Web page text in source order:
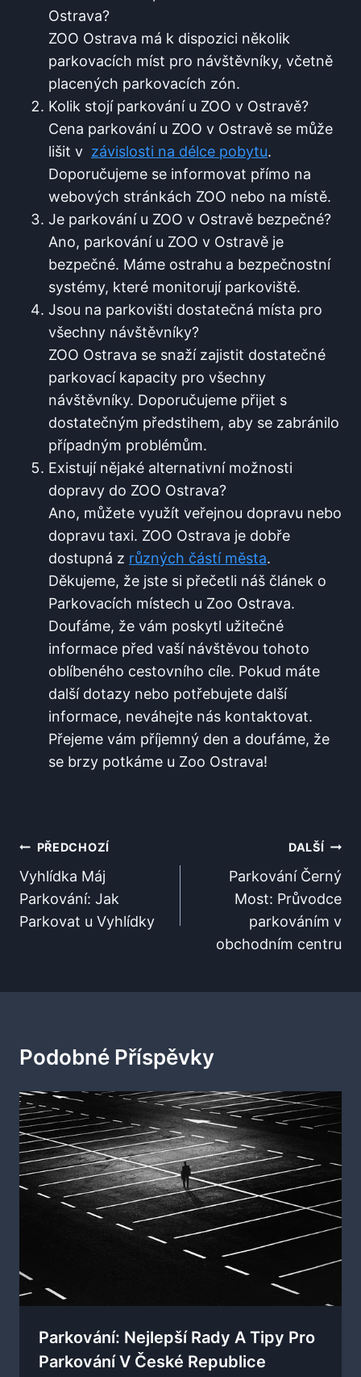
Ostrava?
ZOO Ostrava má k dispozici několik
parkovacích míst pro návštěvníky, včetně
placených parkovacích⁤ zón.
Kolik stojí parkování u ZOO ⁤v Ostravě?
Cena parkování u ZOO ⁤v Ostravě​ se ⁤může
lišit⁤ v ⁣ závislosti na délce pobytu.
Doporučujeme​ se‍ informovat ⁣přímo ‍na
webových stránkách ZOO nebo ⁤na místě.
Je parkování u ZOO v Ostravě bezpečné?
Ano, parkování u ZOO⁤ v⁢ Ostravě⁢ je
bezpečné. Máme ‌ostrahu ⁤a bezpečnostní
⁤systémy, které monitorují ‌parkoviště.
Jsou na parkovišti⁢ dostatečná místa pro
všechny návštěvníky?
ZOO Ostrava se snaží ⁤zajistit dostatečné
parkovací‌ kapacity‌ pro všechny​
návštěvníky. Doporučujeme přijet s‌
dostatečným předstihem,⁣ aby se ⁤zabránilo
případným ‌problémům.
Existují nějaké⁢ alternativní⁤ možnosti⁤
dopravy do ZOO ⁣Ostrava?
Ano, můžete využít veřejnou dopravu ​nebo
⁢dopravu‌ taxi. ZOO Ostrava je dobře
dostupná z různých částí města.
Děkujeme, že jste si přečetli náš⁢ článek o
Parkovacích místech⁣ u Zoo Ostrava.
Doufáme, ‌že vám poskytl užitečné
⁣informace před ⁢vaší ‌návštěvou tohoto
⁤oblíbeného⁢ cestovního ‍cíle. Pokud​ máte
další dotazy nebo potřebujete ⁣další
⁤informace, neváhejte nás kontaktovat.⁣
Přejeme ⁤vám příjemný‌ den a‌ doufáme, že
se⁣ brzy⁣ potkáme u Zoo Ostrava!
Navigace
Pro
Příspěvek
PŘEDCHOZÍ
Vyhlídka Máj
Parkování: Jak
Parkovat u Vyhlídky
DALŠÍ
Parkování Černý
Most: Průvodce
parkováním v
obchodním centru
Podobné Příspěvky
Parkování: Nejlepší Rady A Tipy Pro
Parkování V České Republice